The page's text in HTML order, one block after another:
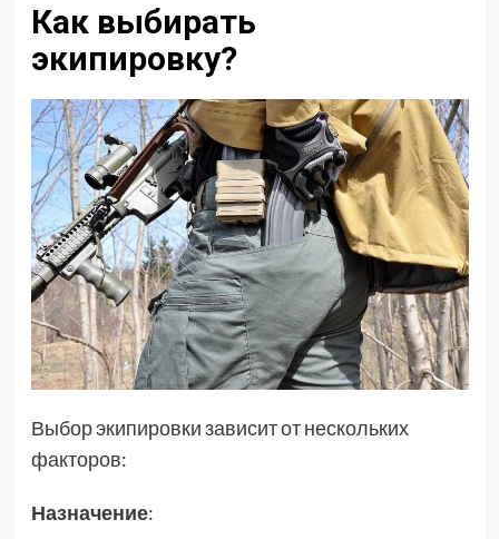
Как выбирать
экипировку?
Выбор экипировки зависит от нескольких
факторов:
Назначение: